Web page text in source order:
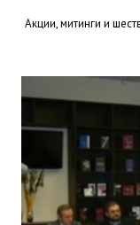
Акции, митинги и